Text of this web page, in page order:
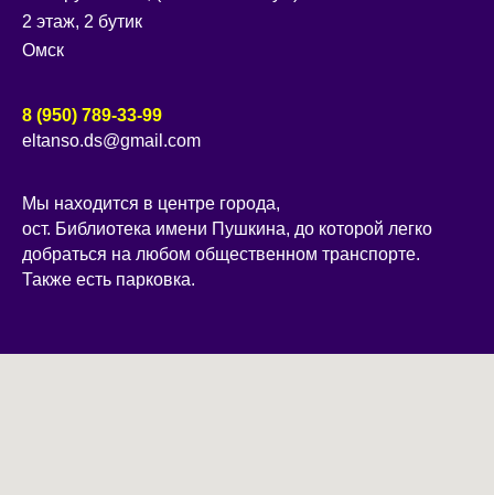
2 этаж, 2 бутик
Омск
8 (950) 789-33-99
eltanso.ds@gmail.com
Мы находится в центре города,
ост. Библиотека имени Пушкина, до которой легко
добраться на любом общественном транспорте.
Также есть парковка.